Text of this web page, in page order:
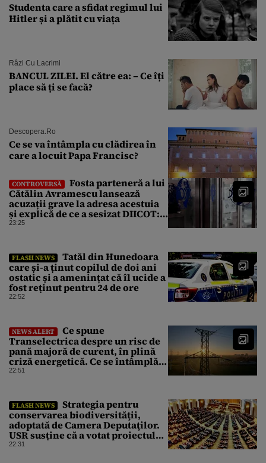
Studenta care a sfidat regimul lui
Hitler și a plătit cu viața
Râzi Cu Lacrimi
BANCUL ZILEI. El către ea: – Ce îți
place să ți se facă?
Descopera.ro
Ce se va întâmpla cu clădirea în
care a locuit Papa Francisc?
CONTROVERSĂ
Fosta parteneră a lui
Cătălin Avramescu lansează
acuzații grave la adresa acestuia
și explică de ce a sesizat DIICOT:
„Făcea baie complet dezbrăcat cu
23:25
FLASH NEWS
Tatăl din Hunedoara
care și-a ținut copilul de doi ani
ostatic și a amenințat că îl ucide a
fost reținut pentru 24 de ore
22:52
NEWS ALERT
Ce spune
Transelectrica despre un risc de
pană majoră de curent, în plină
criză energetică. Ce se întâmplă
cu Sistemul Electroenergetic
22:51
FLASH NEWS
Strategia pentru
conservarea biodiversităţii,
adoptată de Camera Deputaţilor.
USR susține că a votat proiectul
cu amendamentele PSD pentru a
22:31